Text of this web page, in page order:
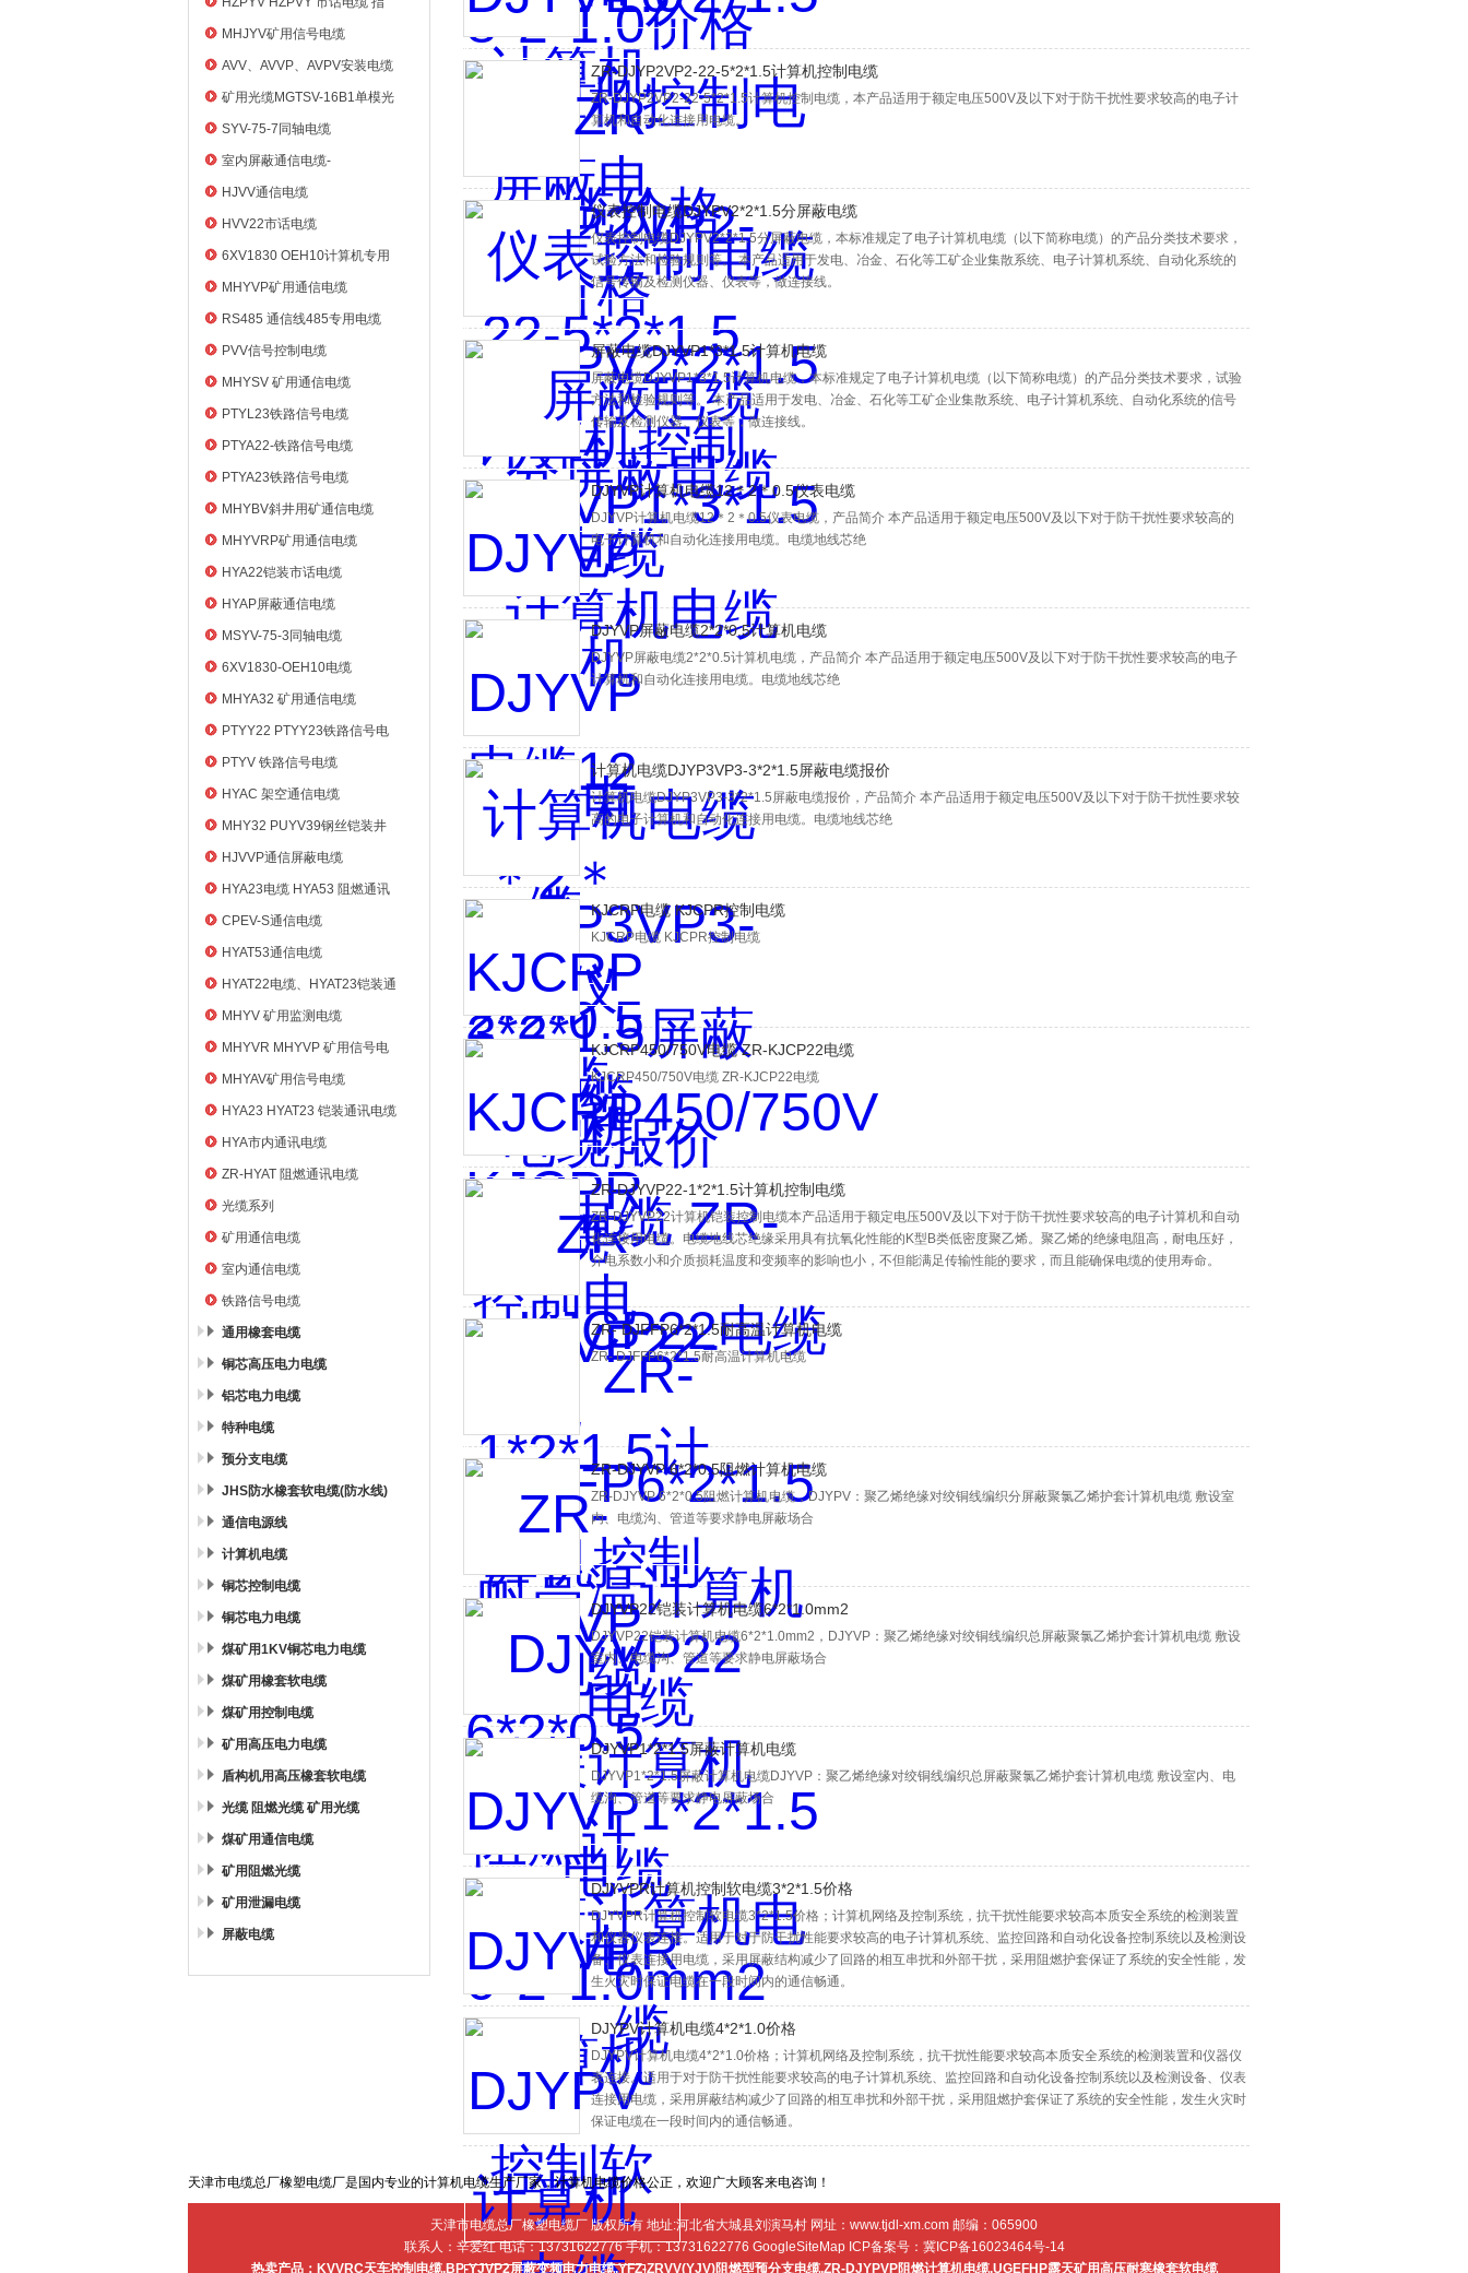
令通信线
MHJYV矿用信号电缆
AVV、AVVP、AVPV安装电缆
矿用光缆MGTSV-16B1单模光
纤
SYV-75-7同轴电缆
室内屏蔽通信电缆-
HYVP_HYYP
HJVV通信电缆
HVV22市话电缆
6XV1830 OEH10计算机专用
电缆
MHYVP矿用通信电缆
RS485 通信线485专用电缆
PVV信号控制电缆
MHYSV 矿用通信电缆
PTYL23铁路信号电缆
PTYA22-铁路信号电缆
PTYA23铁路信号电缆
MHYBV斜井用矿通信电缆
MHYVRP矿用通信电缆
HYA22铠装市话电缆
HYAP屏蔽通信电缆
MSYV-75-3同轴电缆
6XV1830-OEH10电缆
MHYA32 矿用通信电缆
PTYY22 PTYY23铁路信号电
缆
PTYV 铁路信号电缆
HYAC 架空通信电缆
MHY32 PUYV39钢丝铠装井
筒信号电缆
HJVVP通信屏蔽电缆
HYA23电缆 HYA53 阻燃通讯
电缆
CPEV-S通信电缆
HYAT53通信电缆
HYAT22电缆、HYAT23铠装通
信电缆
MHYV 矿用监测电缆
MHYVR MHYVP 矿用信号电
缆
MHYAV矿用信号电缆
HYA23 HYAT23 铠装通讯电缆
HYA市内通讯电缆
ZR-HYAT 阻燃通讯电缆
光缆系列
矿用通信电缆
室内通信电缆
铁路信号电缆
通用橡套电缆
铜芯高压电力电缆
铝芯电力电缆
特种电缆
预分支电缆
JHS防水橡套软电缆(防水线)
通信电源线
计算机电缆
铜芯控制电缆
铜芯电力电缆
煤矿用1KV铜芯电力电缆
煤矿用橡套软电缆
煤矿用控制电缆
矿用高压电力电缆
盾构机用高压橡套软电缆
光缆 阻燃光缆 矿用光缆
煤矿用通信电缆
矿用阻燃光缆
矿用泄漏电缆
屏蔽电缆
ZR-DJYP2VP2-22-5*2*1.5计算机控制电缆
ZR-DJYP2VP2-22-5*2*1.5计算机控制电缆，本产品适用于额定电压500V及以下对于防干扰性要求较高的电子计
算机和自动化连接用电缆。
仪表控制电缆DJYPV2*2*1.5分屏蔽电缆
仪表控制电缆DJYPV2*2*1.5分屏蔽电缆，本标准规定了电子计算机电缆（以下简称电缆）的产品分类技术要求，
试验方法和检验规则等。 本产品适用于发电、冶金、石化等工矿企业集散系统、电子计算机系统、自动化系统的
信号传输及检测仪器、仪表等，做连接线。
屏蔽电缆DJYVP1*3*1.5计算机电缆
屏蔽电缆DJYVP1*3*1.5计算机电缆，本标准规定了电子计算机电缆（以下简称电缆）的产品分类技术要求，试验
方法和检验规则等。 本产品适用于发电、冶金、石化等工矿企业集散系统、电子计算机系统、自动化系统的信号
传输及检测仪器、仪表等，做连接线。
DJYVP计算机电缆12＊2＊0.5仪表电缆
DJYVP计算机电缆12＊2＊0.5仪表电缆，产品简介 本产品适用于额定电压500V及以下对于防干扰性要求较高的
电子计算机和自动化连接用电缆。电缆地线芯绝
DJYVP屏蔽电缆2*2*0.5计算机电缆
DJYVP屏蔽电缆2*2*0.5计算机电缆，产品简介 本产品适用于额定电压500V及以下对于防干扰性要求较高的电子
计算机和自动化连接用电缆。电缆地线芯绝
计算机电缆DJYP3VP3-3*2*1.5屏蔽电缆报价
计算机电缆DJYP3VP3-3*2*1.5屏蔽电缆报价，产品简介 本产品适用于额定电压500V及以下对于防干扰性要求较
高的电子计算机和自动化连接用电缆。电缆地线芯绝
KJCRP电缆 KJCPR控制电缆
KJCRP电缆 KJCPR控制电缆
KJCRP450/750V电缆 ZR-KJCP22电缆
KJCRP450/750V电缆 ZR-KJCP22电缆
ZR-DJYVP22-1*2*1.5计算机控制电缆
ZR-DJYVP22计算机铠装控制电缆本产品适用于额定电压500V及以下对于防干扰性要求较高的电子计算机和自动
化连接用电缆。电缆地线芯绝缘采用具有抗氧化性能的K型B类低密度聚乙烯。聚乙烯的绝缘电阻高，耐电压好，
介电系数小和介质损耗温度和变频率的影响也小，不但能满足传输性能的要求，而且能确保电缆的使用寿命。
ZR- DJFFP6*2*1.5耐高温计算机电缆
ZR- DJFFP6*2*1.5耐高温计算机电缆
ZR-DJYVP 6*2*0.5阻燃计算机电缆
ZR-DJYVP 6*2*0.5阻燃计算机电缆，DJYPV：聚乙烯绝缘对绞铜线编织分屏蔽聚氯乙烯护套计算机电缆 敷设室
内、电缆沟、管道等要求静电屏蔽场合
DJYVP22铠装计算机电缆6*2*1.0mm2
DJYVP22铠装计算机电缆6*2*1.0mm2，DJYVP：聚乙烯绝缘对绞铜线编织总屏蔽聚氯乙烯护套计算机电缆 敷设
室内、电缆沟、管道等要求静电屏蔽场合
DJYVP1*2*1.5屏蔽计算机电缆
DJYVP1*2*1.5屏蔽计算机电缆DJYVP：聚乙烯绝缘对绞铜线编织总屏蔽聚氯乙烯护套计算机电缆 敷设室内、电
缆沟、管道等要求静电屏蔽场合
DJYVPR计算机控制软电缆3*2*1.5价格
DJYVPR计算机控制软电缆3*2*1.5价格；计算机网络及控制系统，抗干扰性能要求较高本质安全系统的检测装置
和仪器仪表连接。适用于对于防干扰性能要求较高的电子计算机系统、监控回路和自动化设备控制系统以及检测设
备、仪表连接用电缆，采用屏蔽结构减少了回路的相互串扰和外部干扰，采用阻燃护套保证了系统的安全性能，发
生火灾时保证电缆在一段时间内的通信畅通。
DJYPV计算机电缆4*2*1.0价格
DJYPV计算机电缆4*2*1.0价格；计算机网络及控制系统，抗干扰性能要求较高本质安全系统的检测装置和仪器仪
表连接。适用于对于防干扰性能要求较高的电子计算机系统、监控回路和自动化设备控制系统以及检测设备、仪表
连接用电缆，采用屏蔽结构减少了回路的相互串扰和外部干扰，采用阻燃护套保证了系统的安全性能，发生火灾时
保证电缆在一段时间内的通信畅通。
天津市电缆总厂橡塑电缆厂是国内专业的计算机电缆生产厂家，计算机电缆价格公正，欢迎广大顾客来电咨询！
天津市电缆总厂橡塑电缆厂 版权所有 地址:河北省大城县刘演马村 网址： www.tjdl-xm.com 邮编：065900
联系人：辛爱红 电话：13731622776 手机：13731622776 GoogleSiteMapICP备案号： 冀ICP备16023464号-14
热卖产品： KVVRC天车控制电缆,BP-YJVP2屏蔽变频电力电缆,YFZ-ZRVV(YJV)阻燃型预分支电缆,ZR-DJYPVP阻燃计算机电缆,UGEFHP露天矿用高压耐寒橡套软电缆